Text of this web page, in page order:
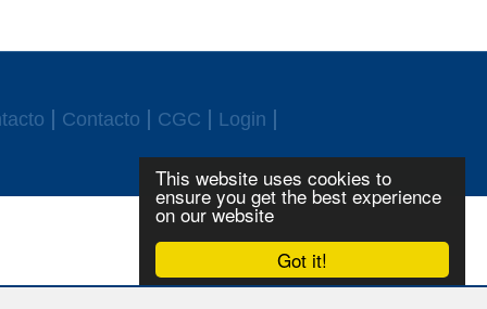
Got it!
This website uses cookies to
ensure you get the best experience
on our website
Contacto CGC Login